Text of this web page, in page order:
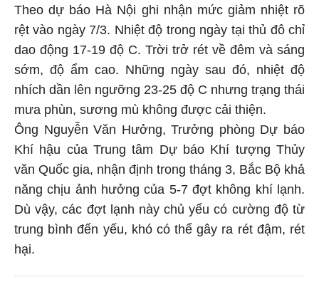
Theo dự báo Hà Nội ghi nhận mức giảm nhiệt rõ
rệt vào ngày 7/3. Nhiệt độ trong ngày tại thủ đô chỉ
dao động 17-19 độ C. Trời trở rét về đêm và sáng
sớm, độ ẩm cao. Những ngày sau đó, nhiệt độ
nhích dần lên ngưỡng 23-25 độ C nhưng trạng thái
mưa phùn, sương mù không được cải thiện.
Ông Nguyễn Văn Hưởng, Trưởng phòng Dự báo
Khí hậu của Trung tâm Dự báo Khí tượng Thủy
văn Quốc gia, nhận định trong tháng 3, Bắc Bộ khả
năng chịu ảnh hưởng của 5-7 đợt không khí lạnh.
Dù vậy, các đợt lạnh này chủ yếu có cường độ từ
trung bình đến yếu, khó có thể gây ra rét đậm, rét
hại.